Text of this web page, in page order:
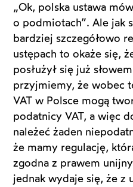
„Ok, polska ustawa
o podmiotach”. Ale jak
bardziej szczegółowo
ustępach to okaże się,
posłużył się już
przyjmiemy, że wobec
VAT w Polsce mogą
podatnicy VAT, a więc
należeć żaden
że mamy regulację,
zgodna z prawem
jednak wydaje się, że z